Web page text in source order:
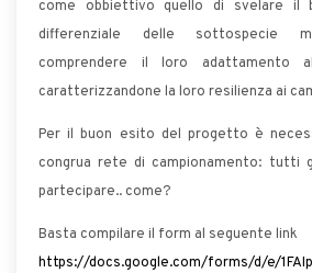
come obbiettivo quello di svelare il
differenziale delle sottospecie
comprendere il loro adattamento
caratterizzandone la loro resilienza ai
Per il buon esito del progetto è
congrua rete di campionamento: tutti
partecipare.. come?
Basta compilare il form al seguente link
https://docs.google.com/forms/d/e/